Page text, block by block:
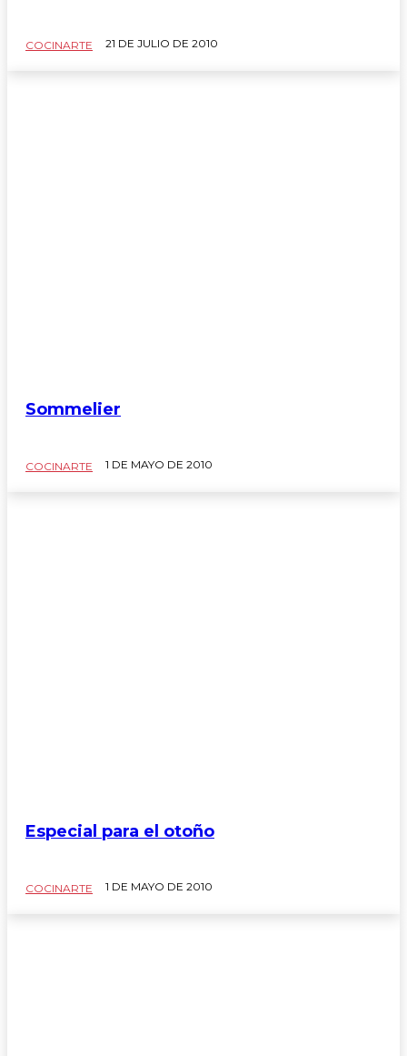
COCINARTE 21 DE JULIO DE 2010
Sommelier
COCINARTE 1 DE MAYO DE 2010
Especial para el otoño
COCINARTE 1 DE MAYO DE 2010